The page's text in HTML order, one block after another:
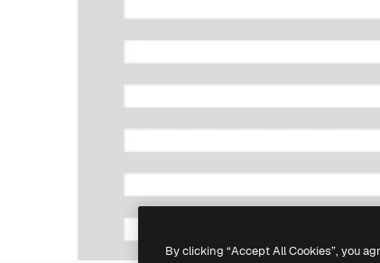
By clicking “Accept All Cookies”, you